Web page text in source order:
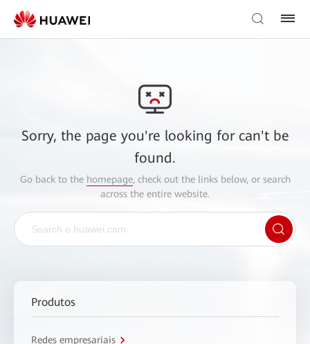
Sorry, the page you're looking for can't be
found.
Go back to the homepage, check out the links below, or search
across the entire website.
Produtos
Redes empresariais